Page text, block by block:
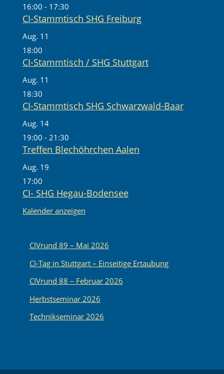
16:00 - 17:30
CI-Stammtisch SHG Freiburg
Aug. 11
18:00
CI-Stammtisch / SHG Stuttgart
Aug. 11
18:30
CI-Stammtisch SHG Schwarzwald-Baar
Aug. 14
19:00 - 21:30
Treffen Blechöhrchen Aalen
Aug. 19
17:00
CI- SHG Hegau-Bodensee
Kalender anzeigen
CIVrund 89 – Mai 2026
CI-Tag in Stuttgart – Einseitige Ertaubung
CIVrund 88 – Februar 2026
Herbstseminar 2026
Technikseminar 2026